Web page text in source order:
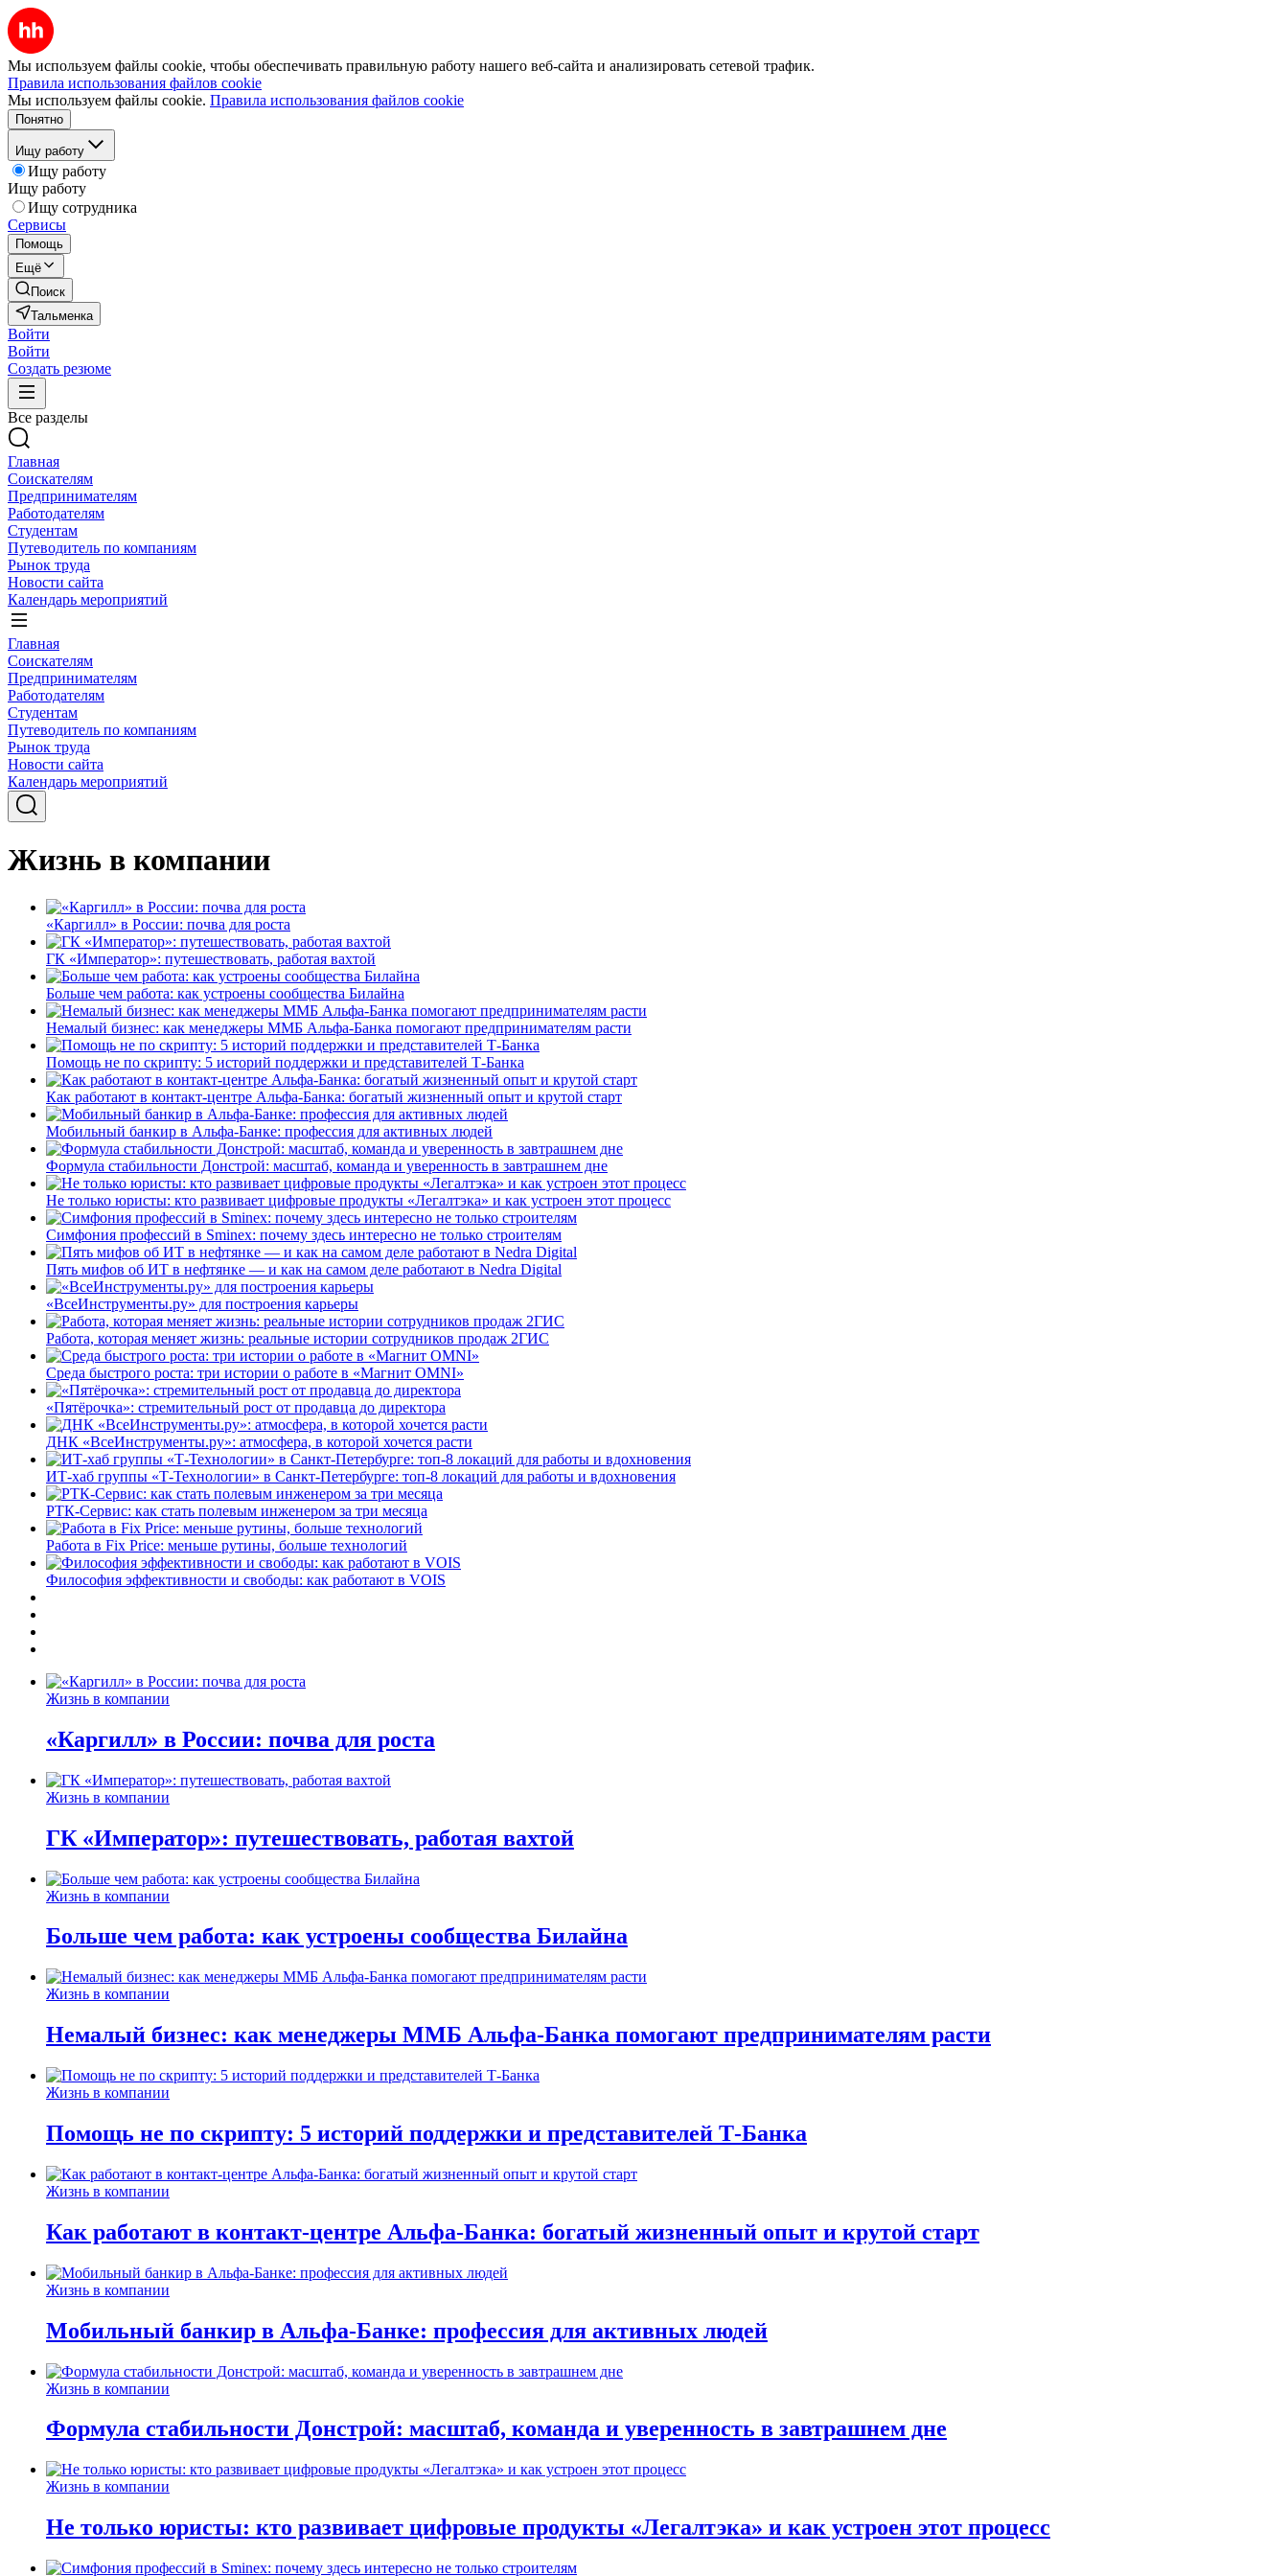
Мы используем файлы cookie, чтобы обеспечивать правильную работу нашего веб-сайта и анализировать сетевой трафик.
Правила использования файлов cookie
Мы используем файлы cookie. Правила использования файлов cookie
Понятно
Ищу работу
Ищу работу
Ищу работу
Ищу сотрудника
Сервисы
Помощь
Ещё
Поиск
Тальменка
Войти
Войти
Создать резюме
Все разделы
Главная
Соискателям
Предпринимателям
Работодателям
Студентам
Путеводитель по компаниям
Рынок труда
Новости сайта
Календарь мероприятий
Главная
Соискателям
Предпринимателям
Работодателям
Студентам
Путеводитель по компаниям
Рынок труда
Новости сайта
Календарь мероприятий
Жизнь в компании
«Каргилл» в России: почва для роста
ГК «Император»: путешествовать, работая вахтой
Больше чем работа: как устроены сообщества Билайна
Немалый бизнес: как менеджеры ММБ Альфа-Банка помогают предпринимателям расти
Помощь не по скрипту: 5 историй поддержки и представителей Т-Банка
Как работают в контакт-центре Альфа-Банка: богатый жизненный опыт и крутой старт
Мобильный банкир в Альфа-Банке: профессия для активных людей
Формула стабильности Донстрой: масштаб, команда и уверенность в завтрашнем дне
Не только юристы: кто развивает цифровые продукты «Легалтэка» и как устроен этот процесс
Симфония профессий в Sminex: почему здесь интересно не только строителям
Пять мифов об ИТ в нефтянке — и как на самом деле работают в Nedra Digital
«ВсеИнструменты.ру» для построения карьеры
Работа, которая меняет жизнь: реальные истории сотрудников продаж 2ГИС
Среда быстрого роста: три истории о работе в «Магнит OMNI»
«Пятёрочка»: стремительный рост от продавца до директора
ДНК «ВсеИнструменты.ру»: атмосфера, в которой хочется расти
ИТ-хаб группы «Т-Технологии» в Санкт-Петербурге: топ-8 локаций для работы и вдохновения
РТК-Сервис: как стать полевым инженером за три месяца
Работа в Fix Price: меньше рутины, больше технологий
Философия эффективности и свободы: как работают в VOIS
Жизнь в компании
«Каргилл» в России: почва для роста
Жизнь в компании
ГК «Император»: путешествовать, работая вахтой
Жизнь в компании
Больше чем работа: как устроены сообщества Билайна
Жизнь в компании
Немалый бизнес: как менеджеры ММБ Альфа-Банка помогают предпринимателям расти
Жизнь в компании
Помощь не по скрипту: 5 историй поддержки и представителей Т-Банка
Жизнь в компании
Как работают в контакт-центре Альфа-Банка: богатый жизненный опыт и крутой старт
Жизнь в компании
Мобильный банкир в Альфа-Банке: профессия для активных людей
Жизнь в компании
Формула стабильности Донстрой: масштаб, команда и уверенность в завтрашнем дне
Жизнь в компании
Не только юристы: кто развивает цифровые продукты «Легалтэка» и как устроен этот процесс